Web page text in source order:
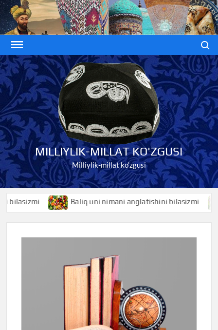
Skip
to
content
MILLIYLIK-MILLAT KO'ZGUSI
Milliylik-millat ko'zgusi
Baliq uni nimani anglatishini bilasizmi